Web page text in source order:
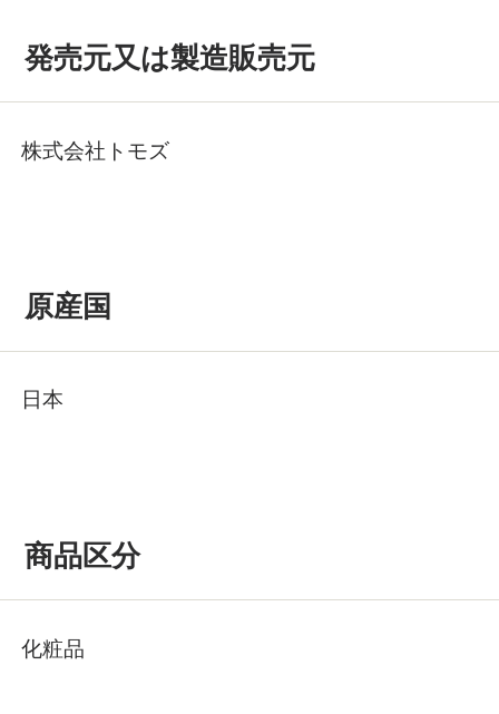
発売元又は製造販売元
株式会社トモズ
原産国
日本
商品区分
化粧品